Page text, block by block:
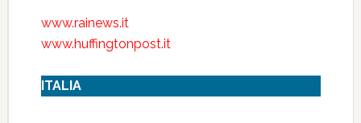
www.rainews.it
www.huffingtonpost.it
ITALIA